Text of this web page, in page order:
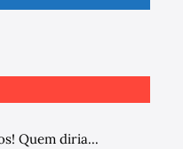
Quem diria...